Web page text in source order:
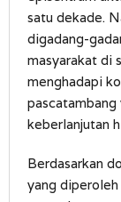
satu dekade.
digadang-
masyarakat di
menghadapi
pascatambang
keberlanjutan
Berdasarkan
yang